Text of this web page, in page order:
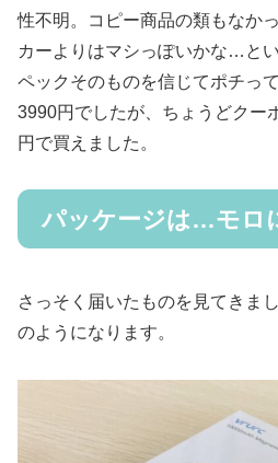
性不明。コピー商品の類もなか
カーよりはマシっぽいかな…と
ペックそのものを信じてポチっ
3990円でしたが、ちょうどクー
円で買えました。
パッケージは…モロ
さっそく届いたものを見てきま
のようになります。